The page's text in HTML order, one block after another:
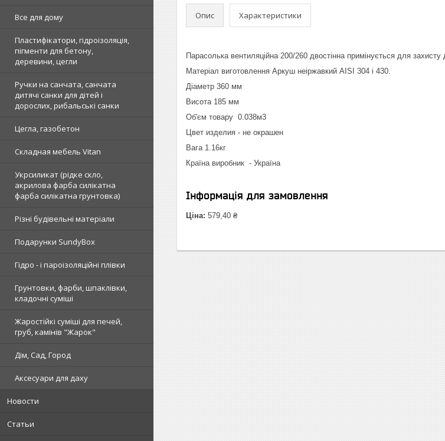
Все для дому
Пластифікатори, гідроізоляція,
пігменти для бетону,
деревини, цегли
Ручки на санчата, санчата
дитячі санки для дітей і
дорослих, рибальські санки
Цегла, газобетон
Складная мебель Vitan
Укрсиликат (рідке скло,
акрилова фарба силікатна
фарба силікатна грунтовка)
Різні будівельні матеріали
Подарунки SundyBox
Гідро - і пароізоляційні плівки
Грунтовки, фарби, шпаклівки,
кладочні суміші
Жаростійкі суміші для печей,
груб, камінів "Жарок"
Дім, Сад, Город
Аксесуари для даху
Новости
Статьи
Опис Характеристики
Парасолька вентиляційна 200/260 двостінна примінується для
Матеріал виготовлення Аркуш неіржавкий AISI 304 і 430.
Діаметр 360 мм
Висота 185 мм
Об'єм товару 0.038м3
Цвет изделия - не окрашен
Вага 1.16кг
Країна виробник - Україна
Інформація для замовлення
Ціна: 579,40 ₴